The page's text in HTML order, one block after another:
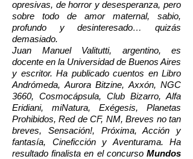
opresivas, de horror y desesperanza, pero
sobre todo de amor maternal, sabio,
profundo y desinteresado… quizás
demasiado.
Juan Manuel Valitutti, argentino, es
docente en la Universidad de Buenos Aires
y escritor. Ha publicado cuentos en Libro
Andrómeda, Aurora Bitzine, Axxón, NGC
3660, Cosmocápsula, Club Bizarro, Alfa
Eridiani, miNatura, Exégesis, Planetas
Prohibidos, Red de CF, NM, Breves no tan
breves, Sensación!, Próxima, Acción y
fantasía, Cineficción y Aventurama. Ha
resultado finalista en el concurso Mundos